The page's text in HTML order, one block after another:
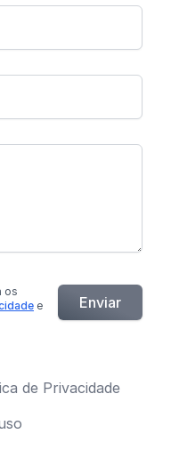
os
e
Enviar
de Privacidade